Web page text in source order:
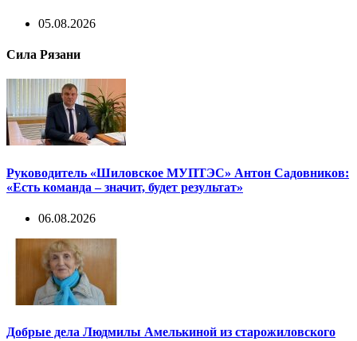
05.08.2026
Сила Рязани
Руководитель «Шиловское МУПТЭС» Антон Садовников:
«Есть команда – значит, будет результат»
06.08.2026
Добрые дела Людмилы Амелькиной из старожиловского